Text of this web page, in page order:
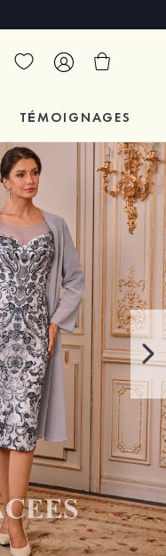
TÉMOIGNAGES